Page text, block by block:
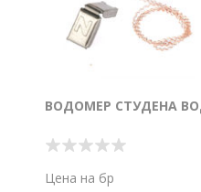
ВОДОМЕР СТУДЕНА
Цена на бр